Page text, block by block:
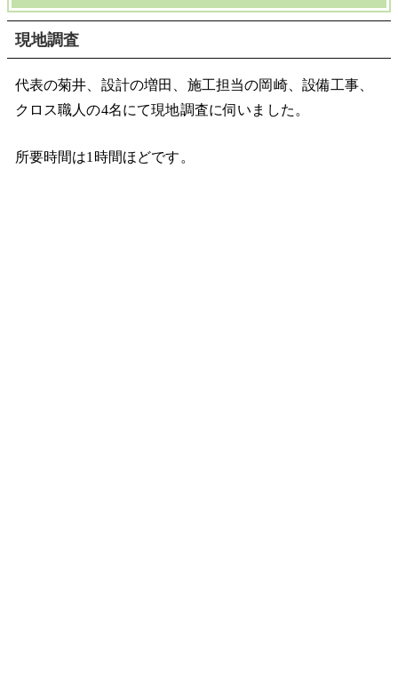
現地調査
代表の菊井、設計の増田、施工担当の岡崎、設備工事、
クロス職人の4名にて現地調査に伺いました。
所要時間は1時間ほどです。